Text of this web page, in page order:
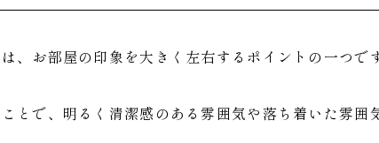
、お部屋の印象を大きく左右するポイントの一つで
とで、明るく清潔感のある雰囲気や落ち着いた雰囲